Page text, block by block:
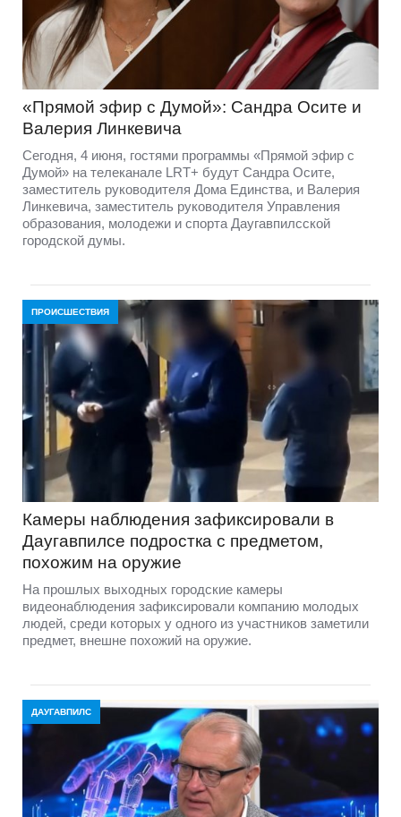
«Прямой эфир с Думой»: Сандра Осите и
Валерия Линкевича
Сегодня, 4 июня, гостями программы «Прямой эфир с
Думой» на телеканале LRT+ будут Сандра Осите,
заместитель руководителя Дома Единства, и Валерия
Линкевича, заместитель руководителя Управления
образования, молодежи и спорта Даугавпилсской
городской думы.
ПРОИСШЕСТВИЯ
Камеры наблюдения зафиксировали в
Даугавпилсе подростка с предметом,
похожим на оружие
На прошлых выходных городские камеры
видеонаблюдения зафиксировали компанию молодых
людей, среди которых у одного из участников заметили
предмет, внешне похожий на оружие.
ДАУГАВПИЛС